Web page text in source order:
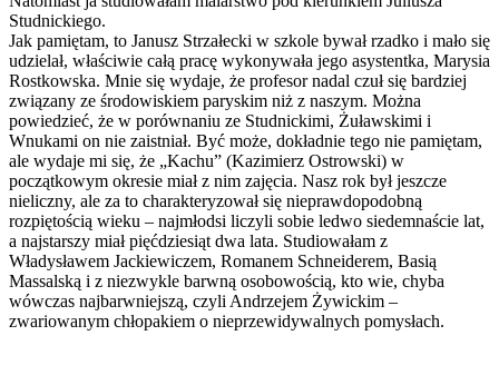
Studnickiego.
Jak pamiętam, to Janusz Strzałecki w szkole bywał rzadko i mało się
udzielał, właściwie całą pracę wykonywała jego asystentka, Marysia
Rostkowska. Mnie się wydaje, że profesor nadal czuł się bardziej
związany ze środowiskiem paryskim niż z naszym. Można
powiedzieć, że w porównaniu ze Studnickimi, Żuławskimi i
Wnukami on nie zaistniał. Być może, dokładnie tego nie pamiętam,
ale wydaje mi się, że „Kachu” (Kazimierz Ostrowski) w
początkowym okresie miał z nim zajęcia. Nasz rok był jeszcze
nieliczny, ale za to charakteryzował się nieprawdopodobną
rozpiętością wieku – najmłodsi liczyli sobie ledwo siedemnaście lat,
a najstarszy miał pięćdziesiąt dwa lata. Studiowałam z
Władysławem Jackiewiczem, Romanem Schneiderem, Basią
Massalską i z niezwykle barwną osobowością, kto wie, chyba
wówczas najbarwniejszą, czyli Andrzejem Żywickim –
zwariowanym chłopakiem o nieprzewidywalnych pomysłach.